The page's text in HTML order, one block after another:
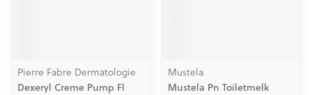
Pierre Fabre Dermatologie
Dexeryl Creme Pump Fl
Mustela
Mustela Pn Toiletmelk